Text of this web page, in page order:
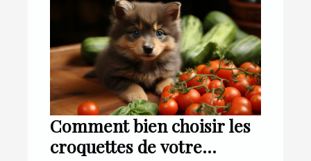
Comment bien choisir les
croquettes de votre